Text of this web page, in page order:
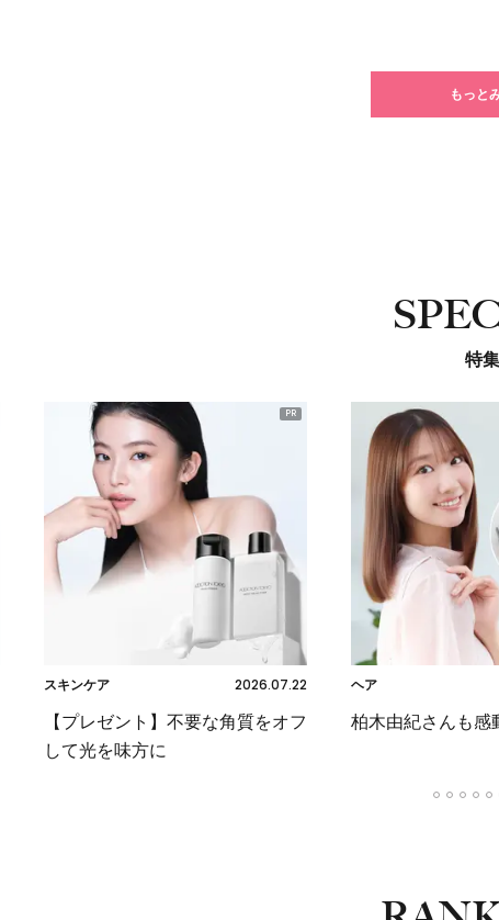
もっと
特集
スキンケア
2026.07.22
【プレゼント】不要な角質をオフ
して光を味方に
ヘア
柏木由紀さんも感